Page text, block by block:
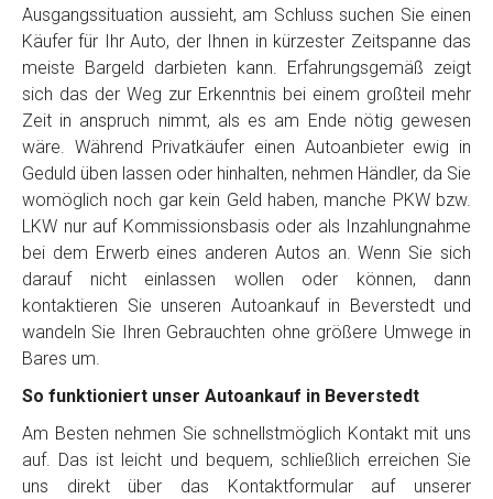
Ausgangssituation aussieht, am Schluss suchen Sie einen
Käufer für Ihr Auto, der Ihnen in kürzester Zeitspanne das
meiste Bargeld darbieten kann. Erfahrungsgemäß zeigt
sich das der Weg zur Erkenntnis bei einem großteil mehr
Zeit in anspruch nimmt, als es am Ende nötig gewesen
wäre. Während Privatkäufer einen Autoanbieter ewig in
Geduld üben lassen oder hinhalten, nehmen Händler, da Sie
womöglich noch gar kein Geld haben, manche PKW bzw.
LKW nur auf Kommissionsbasis oder als Inzahlungnahme
bei dem Erwerb eines anderen Autos an. Wenn Sie sich
darauf nicht einlassen wollen oder können, dann
kontaktieren Sie unseren Autoankauf in Beverstedt und
wandeln Sie Ihren Gebrauchten ohne größere Umwege in
Bares um.
So funktioniert unser Autoankauf in Beverstedt
Am Besten nehmen Sie schnellstmöglich Kontakt mit uns
auf. Das ist leicht und bequem, schließlich erreichen Sie
uns direkt über das Kontaktformular auf unserer